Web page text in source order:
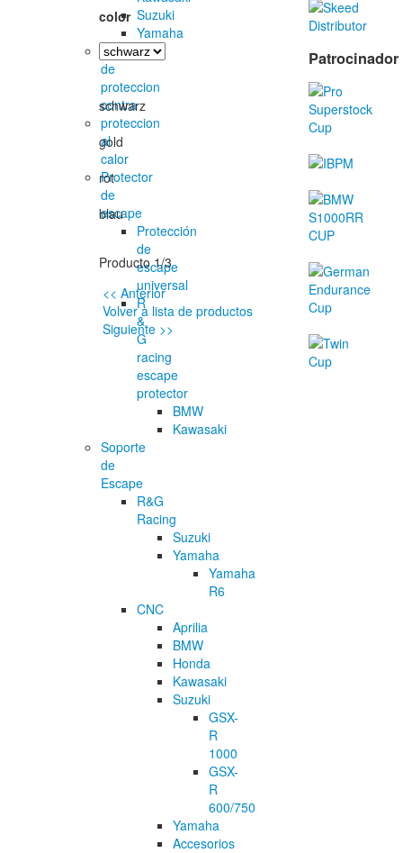
Suzuki
Yamaha
cinta
de
proteccion
contra
proteccion
al
calor
Protector
de
escape
Protección
de
escape
universal
R
&
G
racing
escape
protector
BMW
Kawasaki
Soporte
de
Escape
R&G
Racing
Suzuki
Yamaha
Yamaha
R6
CNC
Aprilia
BMW
Honda
Kawasaki
Suzuki
GSX-
R
1000
GSX-
R
600/750
Yamaha
Accesorios
color
schwarz
gold
rot
blau
Producto 1/3
<< Anterior
Volver a lista de productos
Siguiente >>
Patrocinador